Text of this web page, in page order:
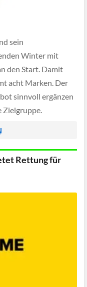
sein
Winter mit
den Start. Damit
acht Marken. Der
sinnvoll ergänzen
Zielgruppe.
Rettung für